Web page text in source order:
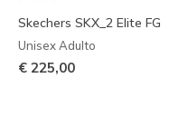
Skechers SKX_2 Elite FG
Unisex Adulto
€ 225,00